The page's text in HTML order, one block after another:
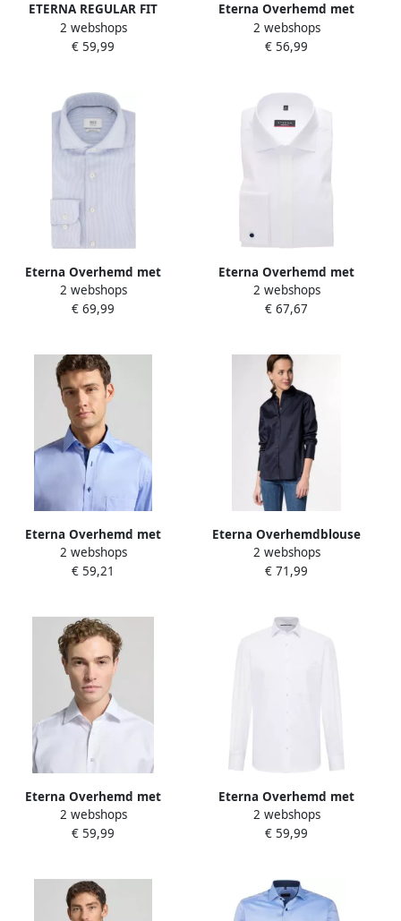
ETERNA REGULAR FIT
Regular fit zakelijk
overhemd van effen
2 webshops
€ 59,99
Eterna Overhemd met
lange mouwen Slim fit NON
IRON (strijkvrij)
2 webshops
€ 56,99
Eterna Overhemd met
lange mouwen MODERN FIT
EASY IRON (gemakkelijk te
2 webshops
€ 69,99
Eterna Overhemd met
lange mouwen MODERN FIT
NON IRON (strijkvrij)
2 webshops
€ 67,67
Eterna Overhemd met
lange mouwen Comfort fit
NON IRON (strijkvrij)
2 webshops
€ 59,21
Eterna Overhemdblouse
Regular fit EASY IRON
(gemakkelijk te strijken)
2 webshops
€ 71,99
Eterna Overhemd met
lange mouwen MODERN FIT
NON IRON (strijkvrij)
2 webshops
€ 59,99
Eterna Overhemd met
lange mouwen Comfort fit
NON IRON (strijkvrij)
2 webshops
€ 59,99